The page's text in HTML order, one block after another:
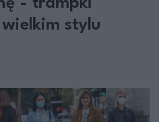
- trampki
stylu